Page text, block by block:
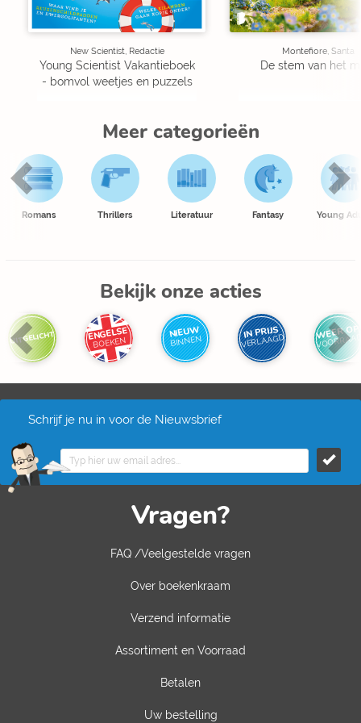
New Scientist, Redactie
Young Scientist Vakantieboek
- bomvol weetjes en puzzels
Montefiore, Santa
De stem van het
Meer categorieën
Romans Thrillers Literatuur Fantasy Young
Bekijk onze acties
UITGELICHT ENGELSE
BOEKEN
NIEUW
BINNEN IN PRIJS
VERLAAGD WEER OP
Schrijf je nu in voor de Nieuwsbrief
Vragen?
FAQ /Veelgestelde vragen
Over boekenkraam
Verzend informatie
Assortiment en Voorraad
Betalen
Uw bestelling